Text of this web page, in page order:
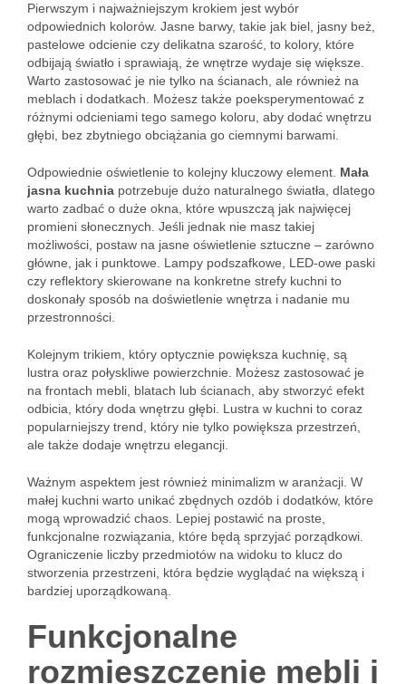
Pierwszym i najważniejszym krokiem jest wybór
odpowiednich kolorów. Jasne barwy, takie jak biel, jasny beż,
pastelowe odcienie czy delikatna szarość, to kolory, które
odbijają światło i sprawiają, że wnętrze wydaje się większe.
Warto zastosować je nie tylko na ścianach, ale również na
meblach i dodatkach. Możesz także poeksperymentować z
różnymi odcieniami tego samego koloru, aby dodać wnętrzu
głębi, bez zbytniego obciążania go ciemnymi barwami.
Odpowiednie oświetlenie to kolejny kluczowy element. Mała
jasna kuchnia potrzebuje dużo naturalnego światła, dlatego
warto zadbać o duże okna, które wpuszczą jak najwięcej
promieni słonecznych. Jeśli jednak nie masz takiej
możliwości, postaw na jasne oświetlenie sztuczne – zarówno
główne, jak i punktowe. Lampy podszafkowe, LED-owe paski
czy reflektory skierowane na konkretne strefy kuchni to
doskonały sposób na doświetlenie wnętrza i nadanie mu
przestronności.
Kolejnym trikiem, który optycznie powiększa kuchnię, są
lustra oraz połyskliwe powierzchnie. Możesz zastosować je
na frontach mebli, blatach lub ścianach, aby stworzyć efekt
odbicia, który doda wnętrzu głębi. Lustra w kuchni to coraz
popularniejszy trend, który nie tylko powiększa przestrzeń,
ale także dodaje wnętrzu elegancji.
Ważnym aspektem jest również minimalizm w aranżacji. W
małej kuchni warto unikać zbędnych ozdób i dodatków, które
mogą wprowadzić chaos. Lepiej postawić na proste,
funkcjonalne rozwiązania, które będą sprzyjać porządkowi.
Ograniczenie liczby przedmiotów na widoku to klucz do
stworzenia przestrzeni, która będzie wyglądać na większą i
bardziej uporządkowaną.
Funkcjonalne
rozmieszczenie mebli i